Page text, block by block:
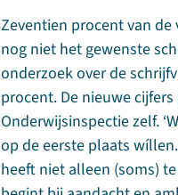
Zeventien procent van
nog niet het gewenste
onderzoek over de
procent. De nieuwe
Onderwijsinspectie zelf.
op de eerste plaats
heeft niet alleen (soms)